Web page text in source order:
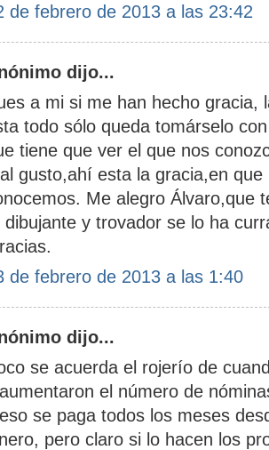
de febrero de 2013 a las 23:42
dijo...
a mi si me han hecho gracia,
todo sólo queda tomárselo
tiene que ver el que nos
gusto,ahí esta la gracia,en
Me alegro Álvaro,que
dibujante y trovador se lo ha
de febrero de 2013 a las 1:40
dijo...
se acuerda el rojerío de
el número de
se paga todos los meses
pero claro si lo hacen los